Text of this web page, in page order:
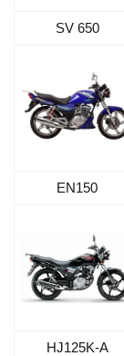
SV 650
EN150
HJ125K-A